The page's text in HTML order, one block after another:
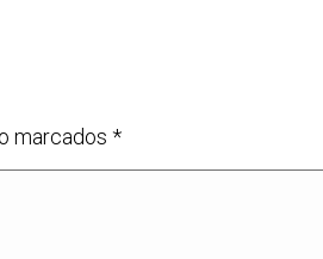
marcados *